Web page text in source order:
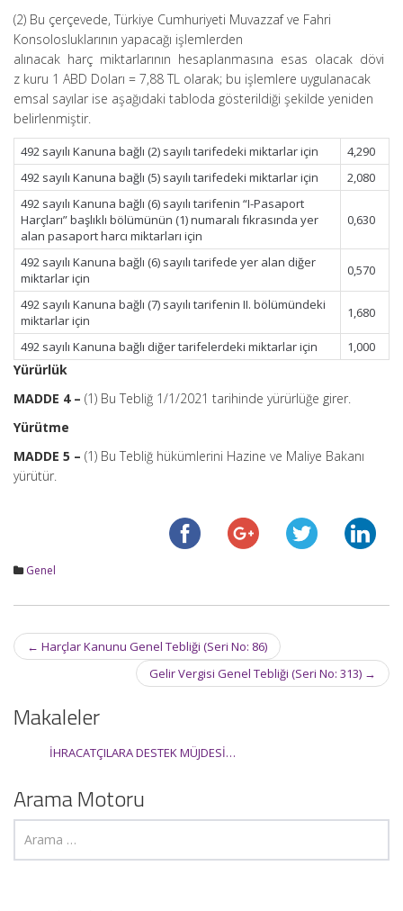
(2) Bu çerçevede, Türkiye Cumhuriyeti Muvazzaf ve Fahri
Konsolosluklarının yapacağı işlemlerden
alınacak harç miktarlarının hesaplanmasına esas olacak dövi
z kuru 1 ABD Doları = 7,88 TL olarak; bu işlemlere uygulanacak
emsal sayılar ise aşağıdaki tabloda gösterildiği şekilde yeniden
belirlenmiştir.
492 sayılı Kanuna bağlı (2) sayılı tarifedeki miktarlar için
4,290
492 sayılı Kanuna bağlı (5) sayılı tarifedeki miktarlar için
2,080
492 sayılı Kanuna bağlı (6) sayılı tarifenin “I-Pasaport
Harçları” başlıklı bölümünün (1) numaralı fıkrasında yer
alan pasaport harcı miktarları için
0,630
492 sayılı Kanuna bağlı (6) sayılı tarifede yer alan diğer
miktarlar için
0,570
492 sayılı Kanuna bağlı (7) sayılı tarifenin II. bölümündeki
miktarlar için
1,680
492 sayılı Kanuna bağlı diğer tarifelerdeki miktarlar için 1,000
Yürürlük
MADDE 4 – (1) Bu Tebliğ 1/1/2021 tarihinde yürürlüğe girer.
Yürütme
MADDE 5 – (1) Bu Tebliğ hükümlerini Hazine ve Maliye Bakanı
yürütür.
Genel
Post
navigation
← Harçlar Kanunu Genel Tebliği (Seri No: 86)
Gelir Vergisi Genel Tebliği (Seri No: 313) →
Makaleler
İHRACATÇILARA DESTEK MÜJDESİ…
Arama Motoru